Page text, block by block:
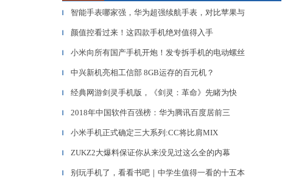
▎ 智能手表哪家强，华为超强续航手表，对比苹果与
▎ 颜值控看过来！这四款手机绝对值得入手
▎ 小米向所有国产手机开炮！发专拆手机的电动螺丝
▎ 中兴新机亮相工信部 8GB运存的百元机？
▎ 经典网游剑灵手机版，《剑灵：革命》先睹为快
▎ 2018年中国软件百强榜：华为腾讯百度居前三
▎ 小米手机正式确定三大系列:CC将比肩MIX
▎ ZUKZ2大爆料保证你从来没见过这么全的内幕
▎ 别玩手机了，看看书吧｜中学生值得一看的十五本